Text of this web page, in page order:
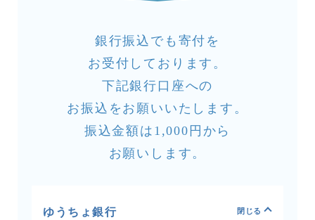
銀行振込でも寄付を
お受付しております。
下記銀行口座への
お振込をお願いいたします。
振込金額は1,000円から
お願いします。
ゆうちょ銀行